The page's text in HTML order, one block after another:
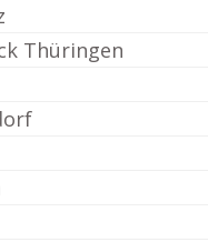
Thüringen